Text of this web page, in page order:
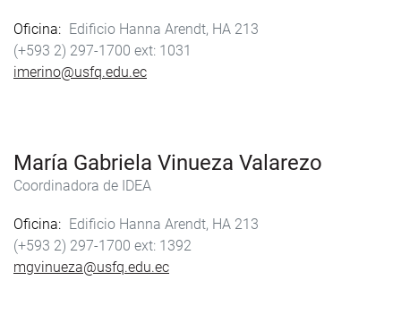
Oficina
Edificio Hanna Arendt, HA 213
(+593 2) 297-1700
1031
imerino@usfq.edu.ec
María Gabriela Vinueza Valarezo
Coordinadora de IDEA
Oficina
Edificio Hanna Arendt, HA 213
(+593 2) 297-1700
1392
mgvinueza@usfq.edu.ec